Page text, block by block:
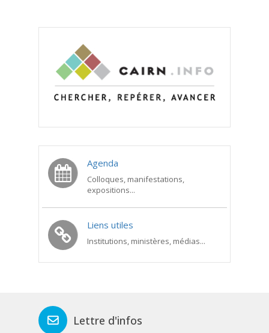
Agenda
Colloques, manifestations,
expositions...
Liens utiles
Institutions, ministères, médias...
Lettre d'infos